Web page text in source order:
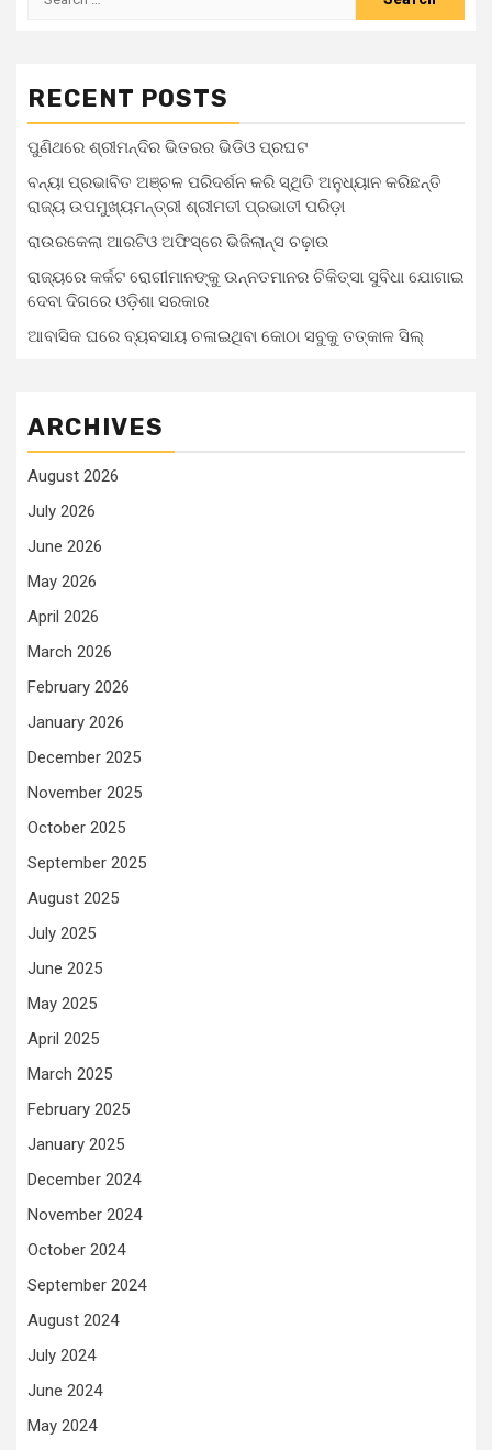
RECENT POSTS
ପୁଣିଥରେ ଶ୍ରୀମନ୍ଦିର ଭିତରର ଭିଡିଓ ପ୍ରଘଟ
ବନ୍ୟା ପ୍ରଭାବିତ ଅଞ୍ଚଳ ପରିଦର୍ଶନ କରି ସ୍ଥିତି ଅନୁଧ୍ୟାନ କରିଛନ୍ତି
ରାଜ୍ୟ ଉପମୁଖ୍ୟମନ୍ତ୍ରୀ ଶ୍ରୀମତୀ ପ୍ରଭାତୀ ପରିଡ଼ା
ରାଉରକେଲା ଆରଟିଓ ଅଫିସ୍‌ରେ ଭିଜିଲାନ୍ସ ଚଢ଼ାଉ
ରାଜ୍ୟରେ କର୍କଟ ରୋଗୀମାନଙ୍କୁ ଉନ୍ନତମାନର ଚିକିତ୍ସା ସୁବିଧା ଯୋଗାଇ
ଦେବା ଦିଗରେ ଓଡ଼ିଶା ସରକାର
ଆବାସିକ ଘରେ ବ୍ୟବସାୟ ଚଳାଇଥିବା କୋଠା ସବୁକୁ ତତ୍କାଳ ସିଲ୍‌
ARCHIVES
August 2026
July 2026
June 2026
May 2026
April 2026
March 2026
February 2026
January 2026
December 2025
November 2025
October 2025
September 2025
August 2025
July 2025
June 2025
May 2025
April 2025
March 2025
February 2025
January 2025
December 2024
November 2024
October 2024
September 2024
August 2024
July 2024
June 2024
May 2024